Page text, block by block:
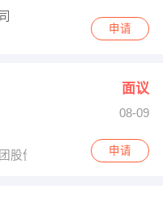
申请
面议
08-09
股份有限公司
申请